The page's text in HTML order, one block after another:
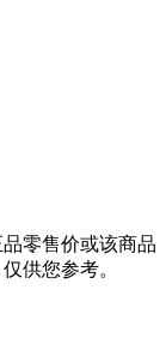
零售价或该商品
供您参考。